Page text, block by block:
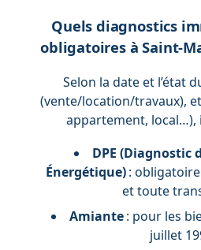
Quels diagnostics
obligatoires à Saint-
Selon la date et l’état
(vente/location/travaux),
appartement, local…),
DPE (Diagnostic
Énergétique):
et toute
Amiante: pour les
juillet